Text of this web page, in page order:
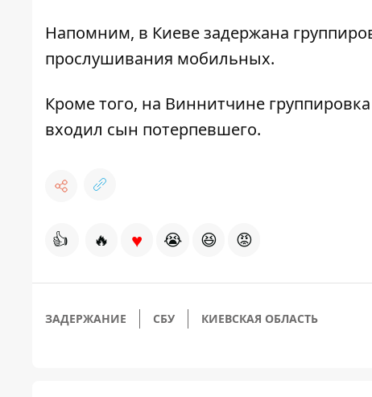
Напомним, в Киеве задержана
прослушивания мобильных.
Кроме того, на Виннитчине
входил сын потерпевшего.
👍 🔥 ♥ 😭 😆 😡
ЗАДЕРЖАНИЕ СБУ КИЕВСКАЯ ОБЛАСТЬ